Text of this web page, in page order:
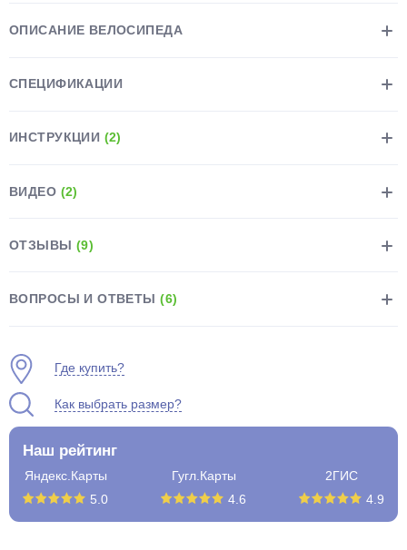
ОПИСАНИЕ ВЕЛОСИПЕДА
СПЕЦИФИКАЦИИ
ИНСТРУКЦИИ (2)
ВИДЕО (2)
ОТЗЫВЫ (9)
ВОПРОСЫ И ОТВЕТЫ(6)
Где купить?
Как выбрать размер?
Наш рейтинг
Яндекс.Карты
5.0
Гугл.Карты
4.6
2ГИС
4.9